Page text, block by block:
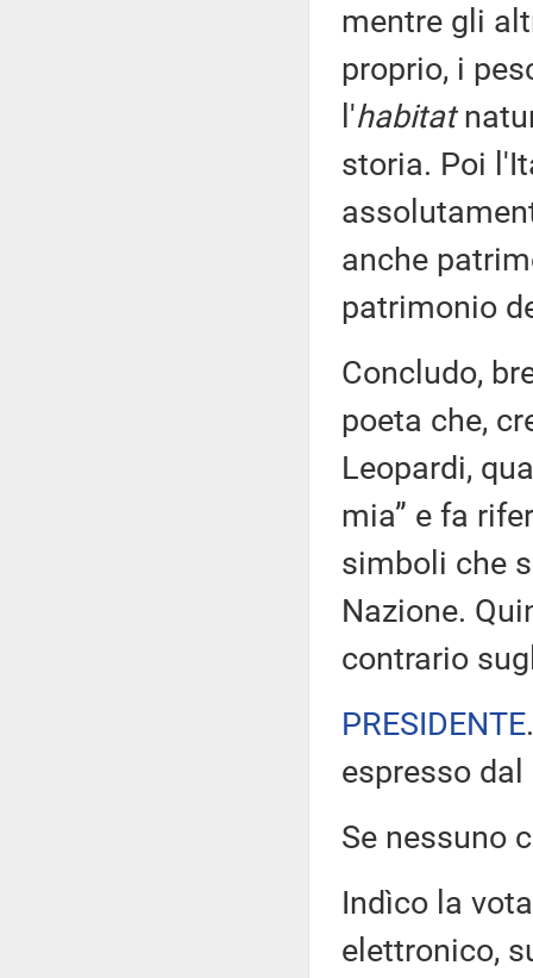
mentre gli
proprio, i
l'habitat
storia. Poi
anche
patrimonio
Concludo,
poeta che,
Leopardi,
mia” e fa
simboli che
Nazione.
contrario
PRESIDENTE
espresso
Se nessuno
Indìco la
elettronico,